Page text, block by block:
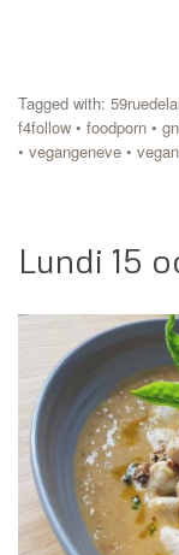
Tagged with:
f4follow • foodporn •
• vegangeneve •
Lundi 15